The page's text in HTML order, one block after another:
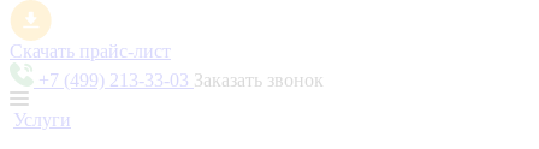
Скачать прайс-лист
+7 (499) 213-33-03 Заказать звонок
Услуги